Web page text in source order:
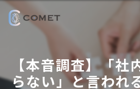
【本音調査】「社
らない」と言われ